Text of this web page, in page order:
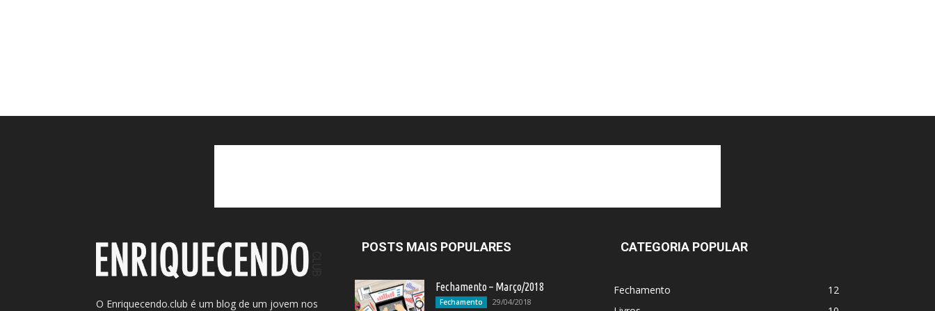
O Enriquecendo.club é um blog de um jovem nos
POSTS MAIS POPULARES
Fechamento – Março/2018
Fechamento 29/04/2018
CATEGORIA POPULAR
Fechamento
12